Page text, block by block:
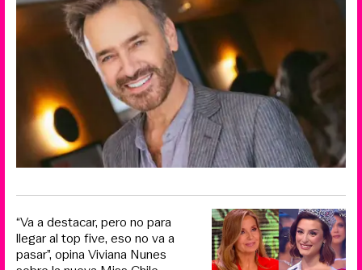
“Va a destacar, pero no para
llegar al top five, eso no va a
pasar”, opina Viviana Nunes